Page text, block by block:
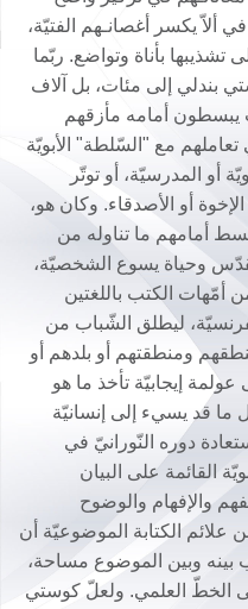
ألاّ يكسر أغصانـهم الفتيّة،
تشذيبها بأناة وتواضع. ربّما
بندلي إلى مئات، بل آلاف
يبسطون أمامه مأزقهم
تعاملهم مع "السّلطة" الأبويّة
أو المدرسيّة، أو توتّر
الإخوة أو الأصدقاء. وكان هو،
أمامهم ما تناوله من
وحياة يسوع الشخصيّة،
أمّهات الكتب باللغتين
ليطلق الشّباب من
ومنطقتهم أو بلدهم أو
إيجابيّة تأخذ ما هو
ما قد يسيء إلى إنسانيّة
دوره النّورانيّ في
القائمة على البيان
والإفهام والوضوح
علائم الكتابة الموضوعيّة أن
بينه وبين الموضوع مساحة،
الخطّ العلمي. ولعلّ كوستي